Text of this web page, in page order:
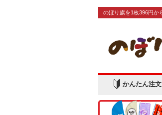
のぼり旗を1枚396円か
かんたん注文